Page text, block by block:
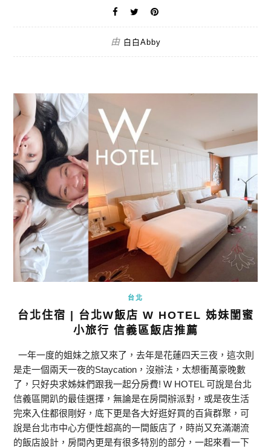
由 白白Abby
台北
台北住宿 | 台北W飯店 W HOTEL 姊妹閨蜜
小旅行 信義區飯店推薦
一年一度的姐妹之旅又來了，去年是花蓮四天三夜，這次則
是走一個兩天一夜的Staycation，沒辦法，太想衝萬豪晚數
了，只好央求姊妹們跟我一起分房費! W HOTEL 可說是台北
信義區開趴的最佳選擇，無論是在房間辦派對，或是夜生活
完來入住都很剛好，底下更是各大好逛好買的百貨群聚，可
說是台北市中心方便性超高的一間飯店了，時尚又充滿潮流
的飯店設計，房間內更是有很多特別的部分，一起來看一下